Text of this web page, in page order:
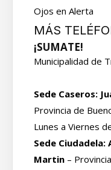
Ojos en Alerta
MÁS
¡SUMATE!
Municipalidad de
Sede Caseros:
Provincia de
Lunes a Viernes
Sede Ciudadela:
Martin –